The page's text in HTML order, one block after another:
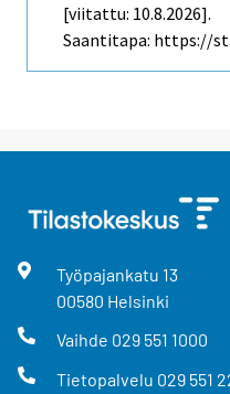
[viitattu: 10.8.2026].
Saantitapa: https://
Työpajankatu 13
00580 Helsinki
Vaihde 029 551 1000
Tietopalvelu 029 551